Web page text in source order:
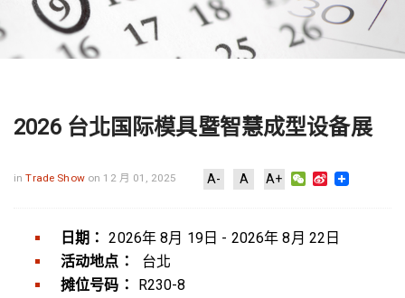
2026 台北国际模具暨智慧成型设备展
inTrade Show on 12 月 01, 2025 A- A A+ WeChat
Sina
日期：
2026年 8月 19日 - 2026年 8月 22日
活动地点：
台北
摊位号码：
R230-8